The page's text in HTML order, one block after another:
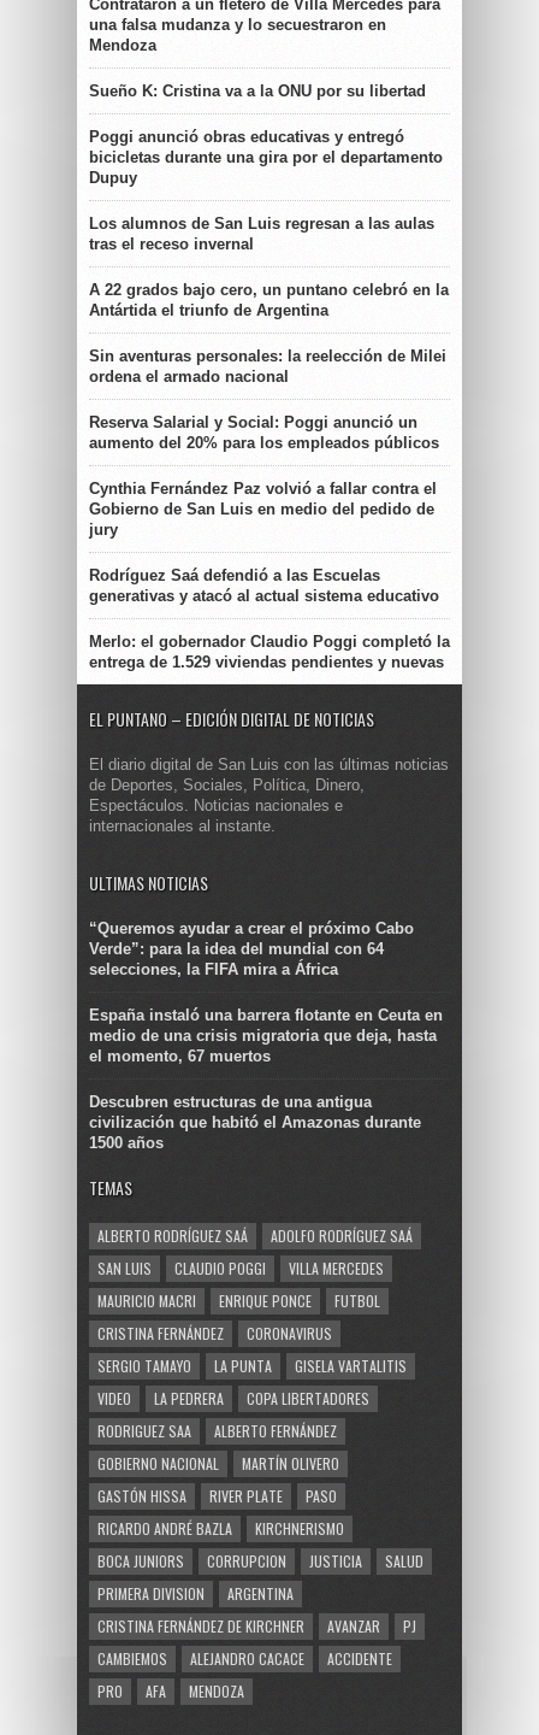
Contrataron a un fletero de Villa Mercedes para
una falsa mudanza y lo secuestraron en
Mendoza
Sueño K: Cristina va a la ONU por su libertad
Poggi anunció obras educativas y entregó
bicicletas durante una gira por el departamento
Dupuy
Los alumnos de San Luis regresan a las aulas
tras el receso invernal
A 22 grados bajo cero, un puntano celebró en la
Antártida el triunfo de Argentina
Sin aventuras personales: la reelección de Milei
ordena el armado nacional
Reserva Salarial y Social: Poggi anunció un
aumento del 20% para los empleados públicos
Cynthia Fernández Paz volvió a fallar contra el
Gobierno de San Luis en medio del pedido de
jury
Rodríguez Saá defendió a las Escuelas
generativas y atacó al actual sistema educativo
Merlo: el gobernador Claudio Poggi completó la
entrega de 1.529 viviendas pendientes y nuevas
EL PUNTANO – EDICIÓN DIGITAL DE NOTICIAS
El diario digital de San Luis con las últimas noticias
de Deportes, Sociales, Política, Dinero,
Espectáculos. Noticias nacionales e
internacionales al instante.
ULTIMAS NOTICIAS
“Queremos ayudar a crear el próximo Cabo
Verde”: para la idea del mundial con 64
selecciones, la FIFA mira a África
España instaló una barrera flotante en Ceuta en
medio de una crisis migratoria que deja, hasta
el momento, 67 muertos
Descubren estructuras de una antigua
civilización que habitó el Amazonas durante
1500 años
TEMAS
ALBERTO RODRÍGUEZ SAÁ
ADOLFO RODRÍGUEZ SAÁ
SAN LUIS
CLAUDIO POGGI
VILLA MERCEDES
MAURICIO MACRI
ENRIQUE PONCE
FUTBOL
CRISTINA FERNÁNDEZ
CORONAVIRUS
SERGIO TAMAYO
LA PUNTA
GISELA VARTALITIS
VIDEO
LA PEDRERA
COPA LIBERTADORES
RODRIGUEZ SAA
ALBERTO FERNÁNDEZ
GOBIERNO NACIONAL
MARTÍN OLIVERO
GASTÓN HISSA
RIVER PLATE
PASO
RICARDO ANDRÉ BAZLA
KIRCHNERISMO
BOCA JUNIORS
CORRUPCION JUSTICIA
SALUD
PRIMERA DIVISION
ARGENTINA
CRISTINA FERNÁNDEZ DE KIRCHNER
AVANZAR
PJ
CAMBIEMOS
ALEJANDRO CACACE
ACCIDENTE
PRO
AFA MENDOZA